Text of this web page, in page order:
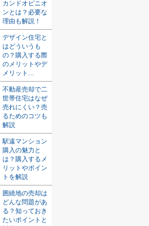
カンドオピニオ
ンとは？必要な
理由も解説！
デザイン住宅と
はどういうも
の？購入する際
のメリットやデ
メリット...
不動産売却で二
世帯住宅はなぜ
売れにくい？売
るためのコツも
解説
駅遠マンション
購入の魅力と
は？購入するメ
リットやポイン
トを解説
囲繞地の売却は
どんな問題があ
る？知っておき
たいポイントと